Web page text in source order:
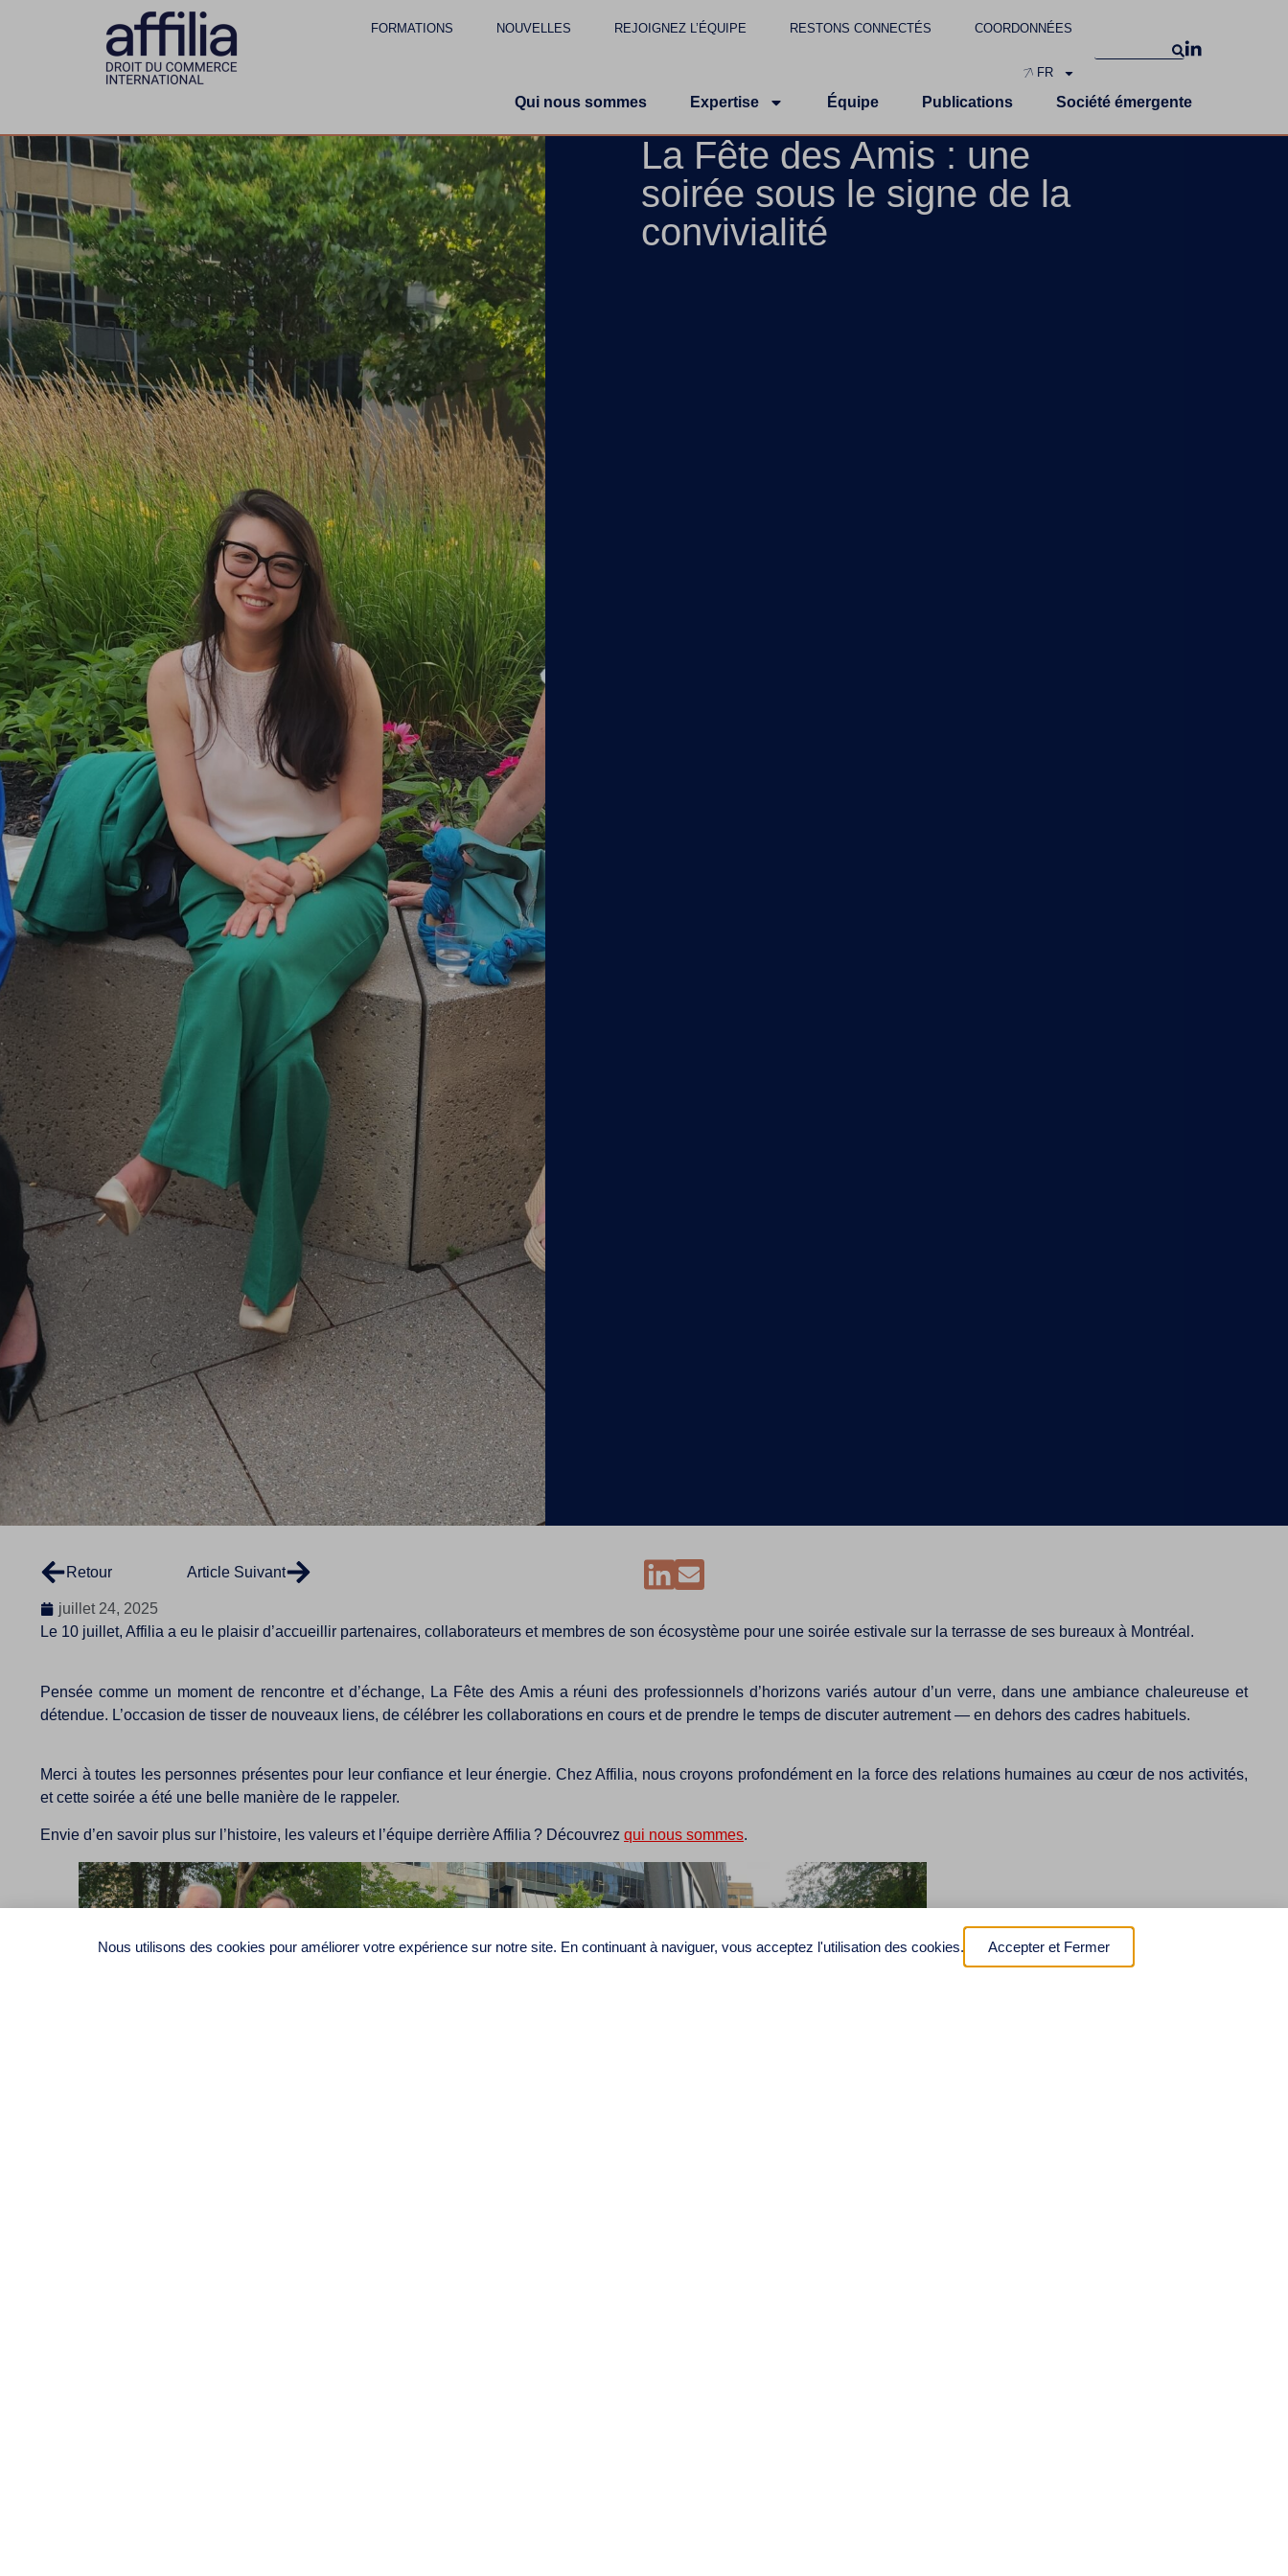
FORMATIONS NOUVELLES REJOIGNEZ L’ÉQUIPE RESTONS CONNECTÉS COORDONNÉES
FR
Qui nous sommes Expertise Équipe Publications Société émergente
La Fête des Amis : une
soirée sous le signe de la
convivialité
Retour Article Suivant
juillet 24, 2025
Le 10 juillet, Affilia a eu le plaisir d’accueillir partenaires, collaborateurs et membres de son écosystème pour une soirée estivale sur la terrasse de ses bureaux à Montréal.
Pensée comme un moment de rencontre et d’échange, La Fête des Amis a réuni des professionnels d’horizons variés autour d’un verre, dans une ambiance chaleureuse et
détendue. L’occasion de tisser de nouveaux liens, de célébrer les collaborations en cours et de prendre le temps de discuter autrement — en dehors des cadres habituels.
Merci à toutes les personnes présentes pour leur confiance et leur énergie. Chez Affilia, nous croyons profondément en la force des relations humaines au cœur de nos activités,
et cette soirée a été une belle manière de le rappeler.
Envie d’en savoir plus sur l’histoire, les valeurs et l’équipe derrière Affilia ? Découvrez qui nous sommes.
Accepter et Fermer
Nous utilisons des cookies pour améliorer votre expérience sur notre site. En continuant à naviguer, vous acceptez l'utilisation des cookies.